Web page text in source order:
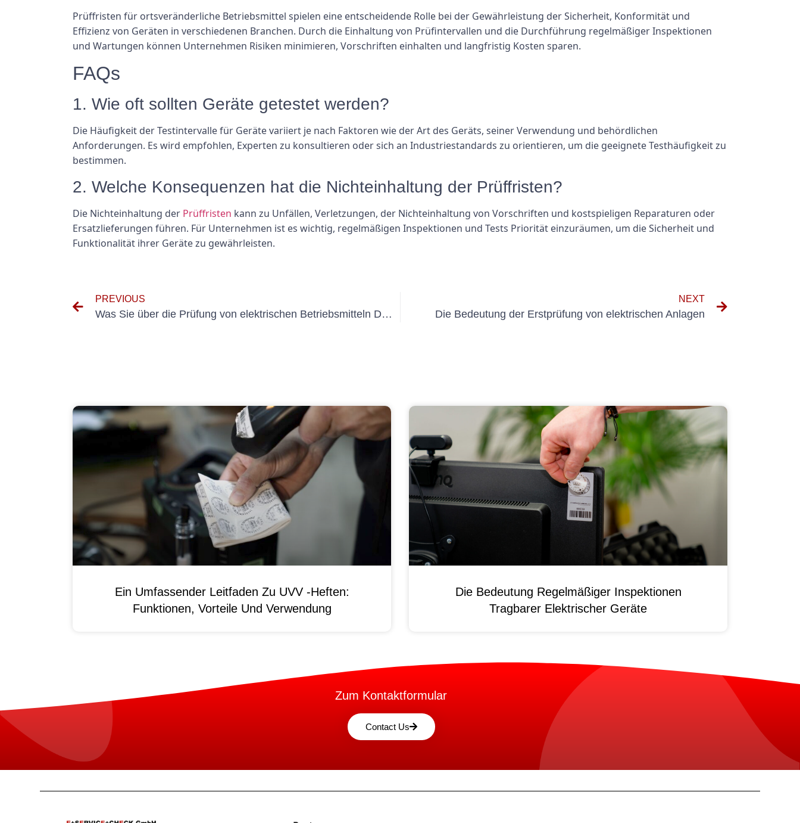
Prüffristen für ortsveränderliche Betriebsmittel spielen eine entscheidende Rolle bei der Gewährleistung der Sicherheit, Konformität und
Effizienz von Geräten in verschiedenen Branchen. Durch die Einhaltung von Prüfintervallen und die Durchführung regelmäßiger Inspektionen
und Wartungen können Unternehmen Risiken minimieren, Vorschriften einhalten und langfristig Kosten sparen.
FAQs
1. Wie oft sollten Geräte getestet werden?
Die Häufigkeit der Testintervalle für Geräte variiert je nach Faktoren wie der Art des Geräts, seiner Verwendung und behördlichen
Anforderungen. Es wird empfohlen, Experten zu konsultieren oder sich an Industriestandards zu orientieren, um die geeignete Testhäufigkeit zu
bestimmen.
2. Welche Konsequenzen hat die Nichteinhaltung der Prüffristen?
Die Nichteinhaltung der Prüffristen kann zu Unfällen, Verletzungen, der Nichteinhaltung von Vorschriften und kostspieligen Reparaturen oder
Ersatzlieferungen führen. Für Unternehmen ist es wichtig, regelmäßigen Inspektionen und Tests Priorität einzuräumen, um die Sicherheit und
Funktionalität ihrer Geräte zu gewährleisten.
PREVIOUS
Was Sie über die Prüfung von elektrischen Betriebsmitteln DGUV V3 wissen müssen
NEXT
Die Bedeutung der Erstprüfung von elektrischen Anlagen
Ein Umfassender Leitfaden Zu UVV -Heften:
Funktionen, Vorteile Und Verwendung
Die Bedeutung Regelmäßiger Inspektionen
Tragbarer Elektrischer Geräte
Zum Kontaktformular
Contact Us